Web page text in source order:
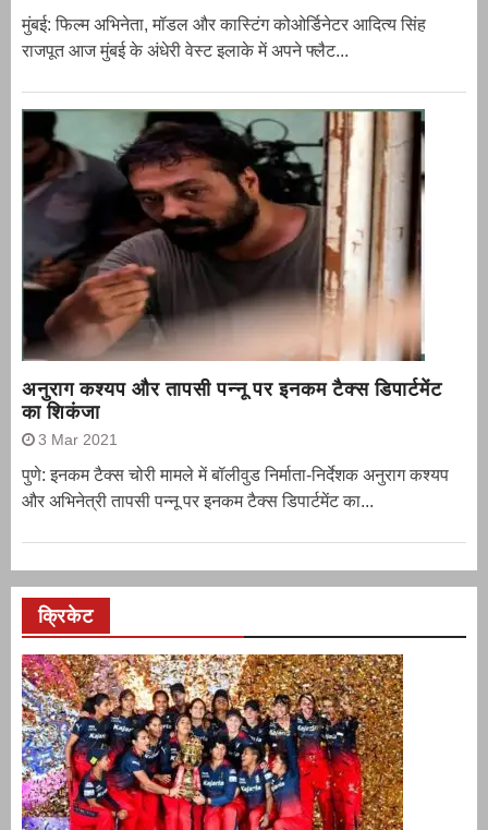
मुंबई: फिल्म अभिनेता, मॉडल और कास्टिंग कोओर्डिनेटर आदित्य सिंह
राजपूत आज मुंबई के अंधेरी वेस्ट इलाके में अपने फ्लैट...
अनुराग कश्यप और तापसी पन्नू पर इनकम टैक्स डिपार्टमेंट
का शिकंजा
3 Mar 2021
पुणे: इनकम टैक्स चोरी मामले में बॉलीवुड निर्माता-निर्देशक अनुराग कश्यप
और अभिनेत्री तापसी पन्नू पर इनकम टैक्स डिपार्टमेंट का...
क्रिकेट